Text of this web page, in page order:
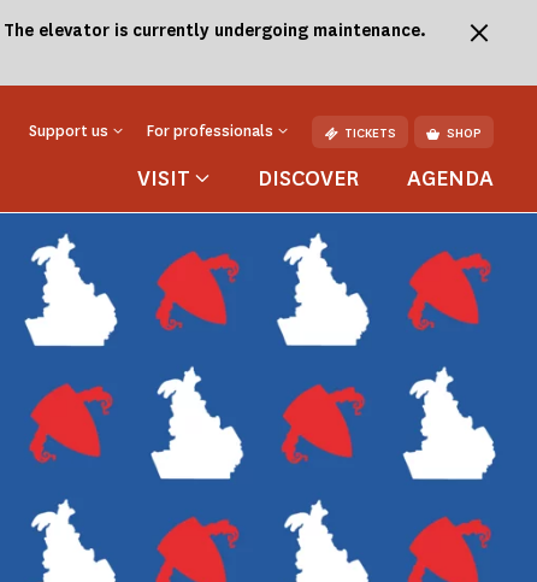
The elevator is currently undergoing maintenance.
Support us For professionals TICKETS SHOP
VISIT DISCOVER AGENDA